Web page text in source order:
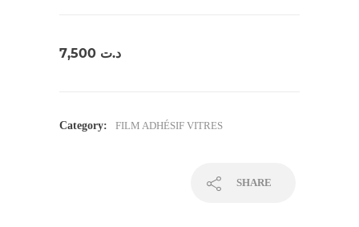
د.ت
Category: FILM ADHÉSIF VITRES
SHARE